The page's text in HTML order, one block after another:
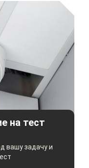
на тест
вашу задачу и